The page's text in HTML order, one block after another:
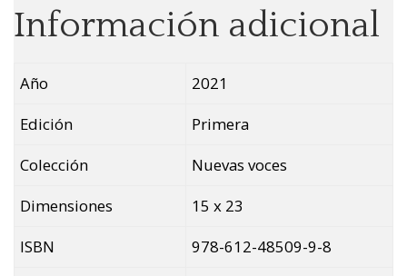
Información adicional
Año
2021
Edición
Primera
Colección
Nuevas voces
Dimensiones
15 x 23
ISBN
978-612-48509-9-8